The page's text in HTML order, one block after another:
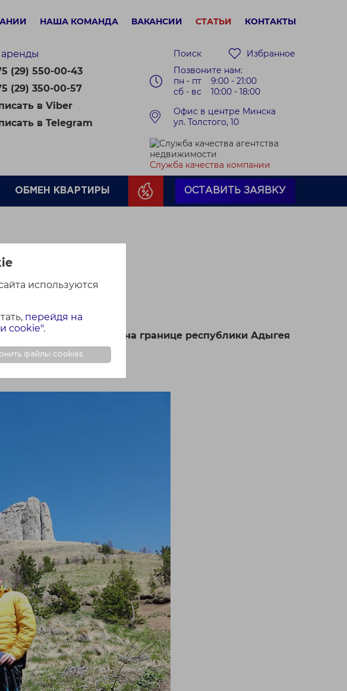
используются
перейдя на
cookie".
файлы cookies
НАША КОМАНДА ВАКАНСИИ СТАТЬИ КОНТАКТЫ
(29) 550-00-43
(29) 350-00-57
в Viber
в Telegram
Поиск
Избранное
Позвоните нам:
пн - пт 9:00 - 21:00
сб - вс 10:00 - 18:00
Офис в центре Минска
ул. Толстого, 10
Служба качества компании
ОБМЕН КВАРТИРЫ ОСТАВИТЬ ЗАЯВКУ
Западном Кавказе, на границе республики Адыгея